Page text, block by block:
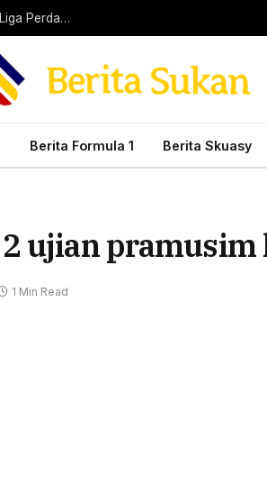
Petua Pertaruhan Bola Sepak Terbaik Hari Ini: Kelayakan UEFA, Liga Perdana Scotland Dan Banyak Lagi!
Berita Formula 1 Berita Skuasy
ujian
1 Min Read